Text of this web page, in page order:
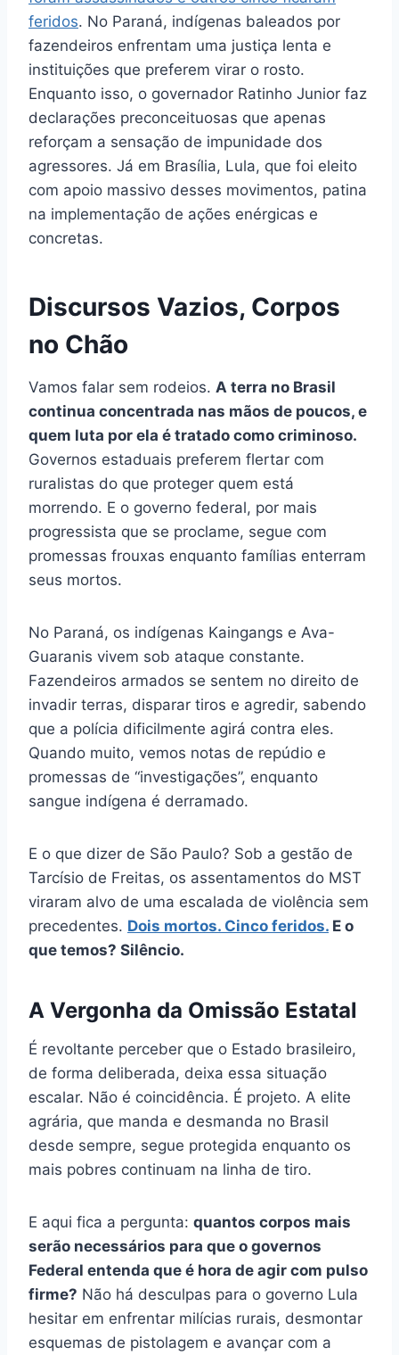
feridos. No Paraná, indígenas baleados por
fazendeiros enfrentam uma justiça lenta e
instituições que preferem virar o rosto.
Enquanto isso, o governador Ratinho Junior faz
declarações preconceituosas que apenas
reforçam a sensação de impunidade dos
agressores. Já em Brasília, Lula, que foi eleito
com apoio massivo desses movimentos, patina
na implementação de ações enérgicas e
concretas.
Discursos Vazios, Corpos
no Chão
Vamos falar sem rodeios. A terra no Brasil
continua concentrada nas mãos de poucos, e
quem luta por ela é tratado como criminoso.
Governos estaduais preferem flertar com
ruralistas do que proteger quem está
morrendo. E o governo federal, por mais
progressista que se proclame, segue com
promessas frouxas enquanto famílias enterram
seus mortos.
No Paraná, os indígenas Kaingangs e Ava-
Guaranis vivem sob ataque constante.
Fazendeiros armados se sentem no direito de
invadir terras, disparar tiros e agredir, sabendo
que a polícia dificilmente agirá contra eles.
Quando muito, vemos notas de repúdio e
promessas de “investigações”, enquanto
sangue indígena é derramado.
E o que dizer de São Paulo? Sob a gestão de
Tarcísio de Freitas, os assentamentos do MST
viraram alvo de uma escalada de violência sem
precedentes. Dois mortos. Cinco feridos. E o
que temos? Silêncio.
A Vergonha da Omissão Estatal
É revoltante perceber que o Estado brasileiro,
de forma deliberada, deixa essa situação
escalar. Não é coincidência. É projeto. A elite
agrária, que manda e desmanda no Brasil
desde sempre, segue protegida enquanto os
mais pobres continuam na linha de tiro.
E aqui fica a pergunta: quantos corpos mais
serão necessários para que o governos
Federal entenda que é hora de agir com pulso
firme? Não há desculpas para o governo Lula
hesitar em enfrentar milícias rurais, desmontar
esquemas de pistolagem e avançar com a